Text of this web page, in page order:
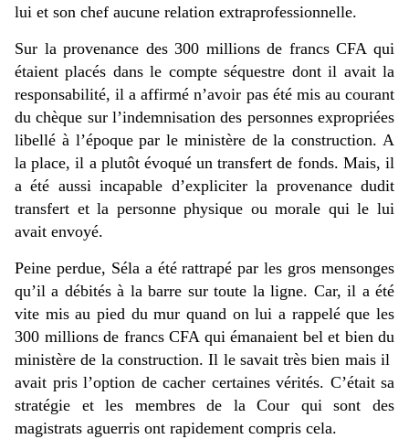
lui et son chef aucune relation extraprofessionnelle.
Sur la provenance des 300 millions de francs CFA qui
étaient placés dans le compte séquestre dont il avait la
responsabilité, il a affirmé n’avoir pas été mis au courant
du chèque sur l’indemnisation des personnes expropriées
libellé à l’époque par le ministère de la construction. A
la place, il a plutôt évoqué un transfert de fonds. Mais, il
a été aussi incapable d’expliciter la provenance dudit
transfert et la personne physique ou morale qui le lui
avait envoyé.
Peine perdue, Séla a été rattrapé par les gros mensonges
qu’il a débités à la barre sur toute la ligne. Car, il a été
vite mis au pied du mur quand on lui a rappelé que les
300 millions de francs CFA qui émanaient bel et bien du
ministère de la construction. Il le savait très bien mais il
avait pris l’option de cacher certaines vérités. C’était sa
stratégie et les membres de la Cour qui sont des
magistrats aguerris ont rapidement compris cela.